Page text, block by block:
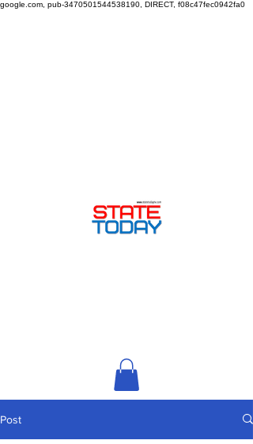
google.com, pub-3470501544538190, DIRECT, f08c47fec0942fa0
Post